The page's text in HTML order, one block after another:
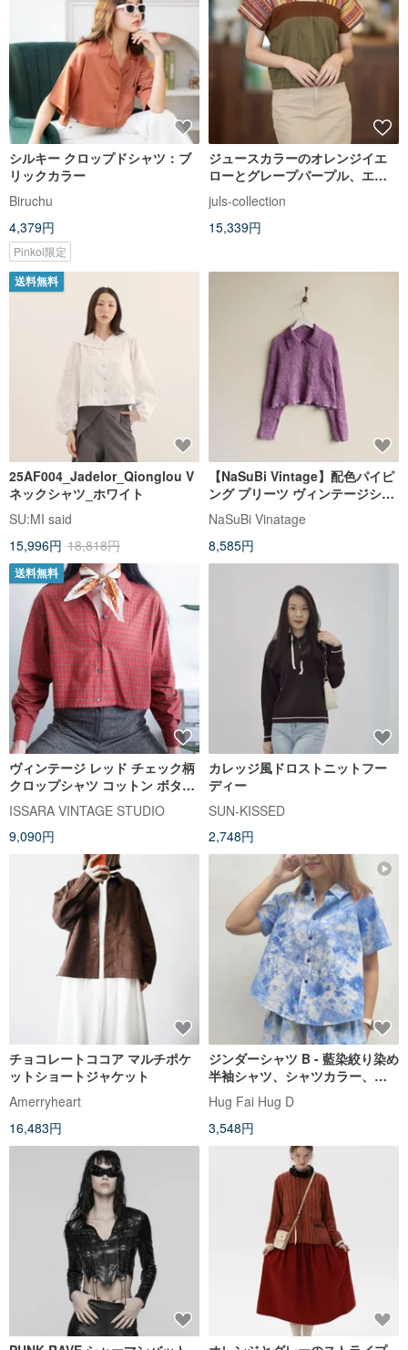
シルキー クロップドシャツ：ブ
リックカラー
Biruchu
4,379円
Pinkoi限定
ジュースカラーのオレンジイエ
ローとグレープパープル、エス
ニック模様のパッチワーク、裾
絞りデザインのミリタリーグリ
ーンとコーヒーブラウンのケー
juls-collection
15,339円
送料無料
25AF004_Jadelor_Qionglou V
ネックシャツ_ホワイト
SU:MI said
15,996円 18,818円
【NaSuBi Vintage】配色パイピ
ング プリーツ ヴィンテージシャ
ツブラウス
NaSuBi Vinatage
8,585円
送料無料
ヴィンテージ レッド チェック柄
クロップシャツ コットン ボタン
アップ 長袖 レッド イエロー グ
リーン サイズ M-L
ISSARA VINTAGE STUDIO
9,090円
カレッジ風ドロストニットフー
ディー
SUN-KISSED
2,748円
チョコレートココア マルチポケ
ットショートジャケット
Amerryheart
16,483円
ジンダーシャツ B - 藍染絞り染め
半袖シャツ、シャツカラー、フ
ロントボタン、ライトスカイブ
ルーの雲
Hug Fai Hug D
3,548円